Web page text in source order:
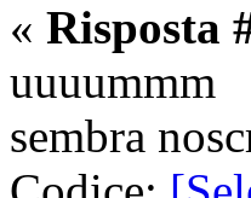
« Risposta
uuuummm
sembra